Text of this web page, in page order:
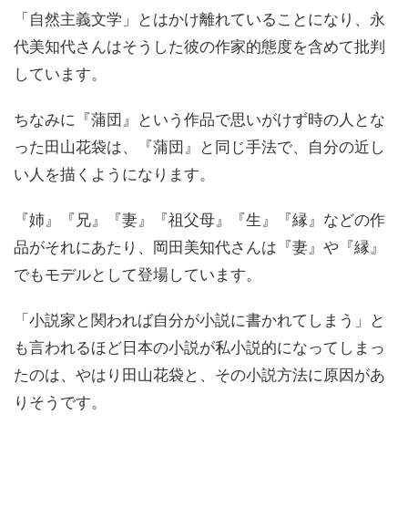
「自然主義文学」とはかけ離れていることになり、永
代美知代さんはそうした彼の作家的態度を含めて批判
しています。
ちなみに『蒲団』という作品で思いがけず時の人とな
った田山花袋は、『蒲団』と同じ手法で、自分の近し
い人を描くようになります。
『姉』『兄』『妻』『祖父母』『生』『縁』などの作
品がそれにあたり、岡田美知代さんは『妻』や『縁』
でもモデルとして登場しています。
「小説家と関われば自分が小説に書かれてしまう」と
も言われるほど日本の小説が私小説的になってしまっ
たのは、やはり田山花袋と、その小説方法に原因があ
りそうです。